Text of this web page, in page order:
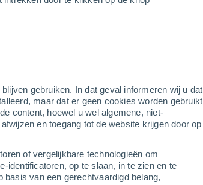
gebruiken. In dat geval informeren wij u dat
maar dat er geen cookies worden gebruikt
content, hoewel u wel algemene, niet-
en toegang tot de website krijgen door op
of vergelijkbare technologieën om
identificatoren, op te slaan, in te zien en te
van een gerechtvaardigd belang,
21 00 03 06 09 12 15 18 21 00
25°